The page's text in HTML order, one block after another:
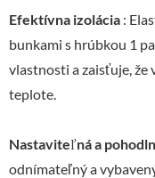
Efektívna izolácia :
bunkami s hrúbkou 1
vlastnosti a zaisťuje, že
teplote.
Nastaviteľná a
odnímateľný a